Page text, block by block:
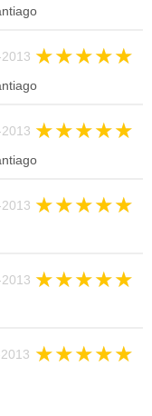
★★★★★
★★★★★
★★★★★
★★★★★
★★★★★